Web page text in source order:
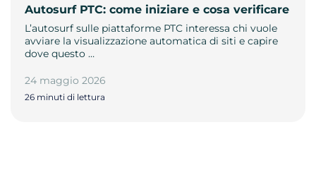
Autosurf PTC: come iniziare e cosa verificare
L’autosurf sulle piattaforme PTC interessa chi vuole
avviare la visualizzazione automatica di siti e capire
dove questo …
24 maggio 2026
26 minuti di lettura